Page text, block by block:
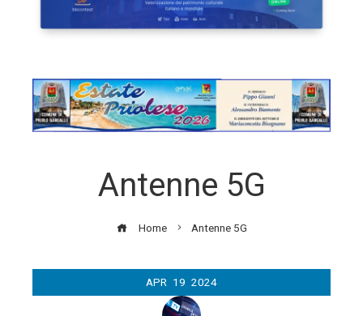
Antenne 5G
Home Antenne 5G
APR 19 2024